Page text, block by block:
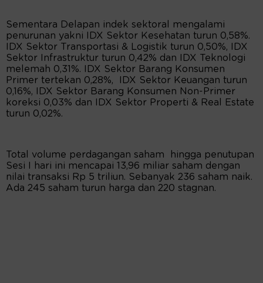
Sementara Delapan indek sektoral mengalami
penurunan yakni IDX Sektor Kesehatan turun 0,58%.
IDX Sektor Transportasi & Logistik turun 0,50%, IDX
Sektor Infrastruktur turun 0,42% dan IDX Teknologi
melemah 0,31%. IDX Sektor Barang Konsumen
Primer tertekan 0,28%, IDX Sektor Keuangan turun
0,16%, IDX Sektor Barang Konsumen Non-Primer
koreksi 0,03% dan IDX Sektor Properti & Real Estate
turun 0,02%.
Total volume perdagangan saham hingga penutupan
Sesi I hari ini mencapai 13,96 miliar saham dengan
nilai transaksi Rp 5 triliun. Sebanyak 236 saham naik.
Ada 245 saham turun harga dan 220 stagnan.